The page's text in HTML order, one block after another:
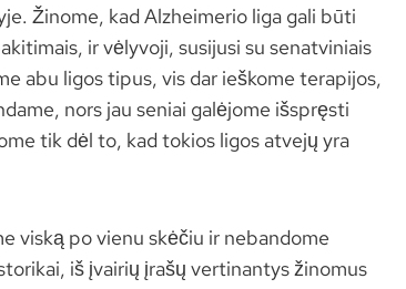
Žinome, kad Alzheimerio liga gali būti
ir vėlyvoji, susijusi su senatviniais
abu ligos tipus, vis dar ieškome terapijos,
nors jau seniai galėjome išspręsti
tik dėl to, kad tokios ligos atvejų yra
viską po vienu skėčiu ir nebandome
iš įvairių įrašų vertinantys žinomus